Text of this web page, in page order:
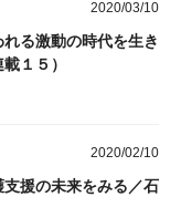
2020/03/10
る激動の時代を生き
１５）
2020/02/10
援の未来をみる／石